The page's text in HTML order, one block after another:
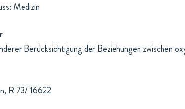
Medizin
Berücksichtigung der Beziehungen zwischen
R 73/ 16622